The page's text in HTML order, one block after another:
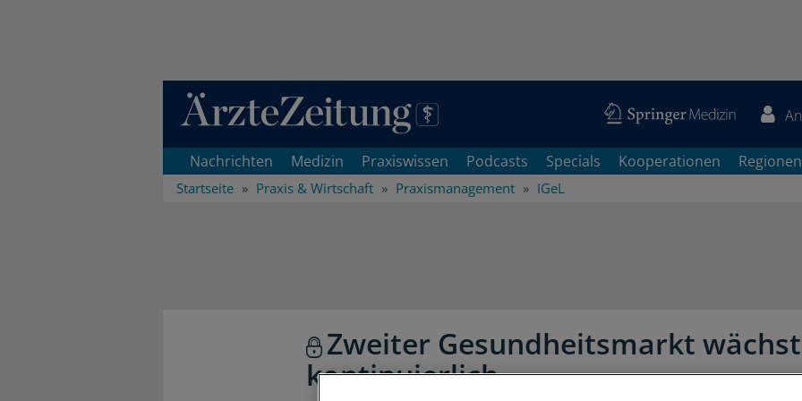
Direkt zum Inhaltsbereich
Nachrichten Medizin Praxiswissen Podcasts Specials Kooperationen Regionen
Startseite Praxis & Wirtschaft Praxismanagement IGeL
Zweiter Gesundheitsmarkt wächst
kontinuierlich